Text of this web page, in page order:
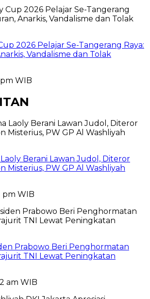
2026 Pelajar Se-Tangerang Raya:
Vandalisme dan Tolak
pm WIB
Laoly Berani Lawan Judol, Diteror
Misterius, PW GP Al Washliyah
pm WIB
Prabowo Beri Penghormatan
TNI Lewat Peningkatan
am WIB